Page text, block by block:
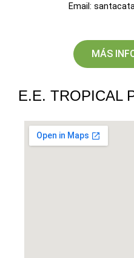
Email:
MÁS
E.E. TROPICAL